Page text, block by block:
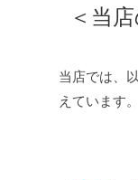
＜当
当店では、
えています。